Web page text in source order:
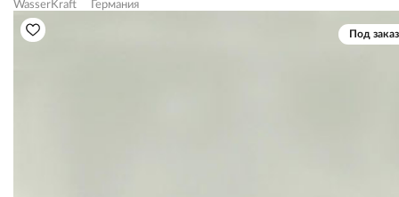
WasserKraft Германия
Под заказ